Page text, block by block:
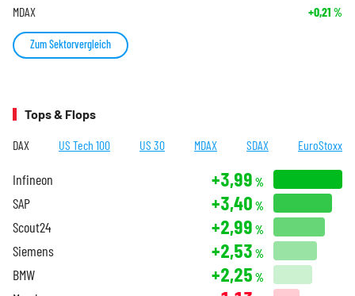
MDAX +0,21 %
Zum Sektorvergleich
Tops & Flops
DAX US Tech 100 US 30 MDAX SDAX EuroStoxx
Infineon +3,99 %
SAP +3,40 %
Scout24 +2,99 %
Siemens +2,53 %
BMW +2,25 %